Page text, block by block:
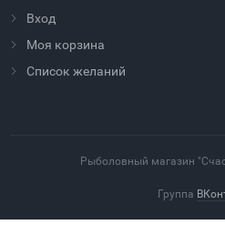
Вход
Моя корзина
Cписок желаний
Рыболовный магазин
Группа